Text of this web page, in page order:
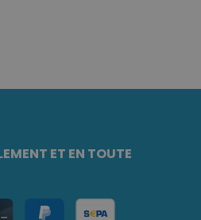
ET EN TOUTE